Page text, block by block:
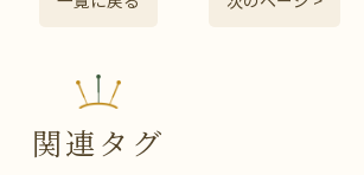
関連タグ